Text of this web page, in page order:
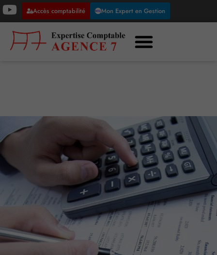
Accès comptabilité Mon Expert en Gestion